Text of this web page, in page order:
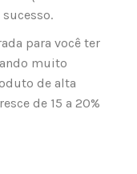
para você ter
muito
de alta
de 15 a 20%